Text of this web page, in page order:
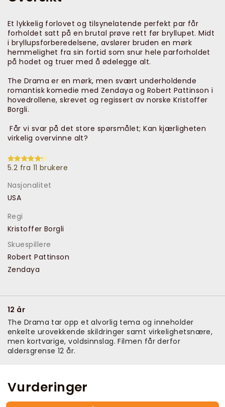
Et lykkelig forlovet og tilsynelatende perfekt par får
forholdet satt på en brutal prøve rett før bryllupet. Midt
i bryllupsforberedelsene, avslører bruden en mørk
hemmelighet fra sin fortid som snur hele parforholdet
på hodet og truer med å ødelegge alt.
The Drama er en mørk, men svært underholdende
romantisk komedie med Zendaya og Robert Pattinson i
hovedrollene, skrevet og regissert av norske Kristoffer
Borgli.
Får vi svar på det store spørsmålet; Kan kjærligheten
virkelig overvinne alt?
5.2 fra 11 brukere
Nasjonalitet
USA
Regi
Kristoffer Borgli
Skuespillere
Robert Pattinson
Zendaya
12 år
The Drama tar opp et alvorlig tema og inneholder
enkelte urovekkende skildringer samt virkelighetsnære,
men kortvarige, voldsinnslag. Filmen får derfor
aldersgrense 12 år.
Vurderinger